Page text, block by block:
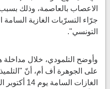
الاعصاب بالعاصمة، وذلك
جرّاء التسرّبات الغازية السامة
التونسي".
وأوضح التلمودي، خلال مداخلة
على الجوهرة أف أم، أنّ
الغازات